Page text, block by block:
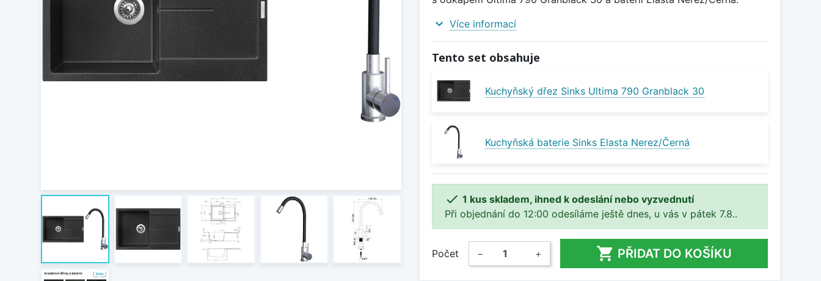
expand_more Více informací
Tento set obsahuje
Kuchyňský dřez Sinks Ultima 790 Granblack 30
Kuchyňská baterie Sinks Elasta Nerez/Černá
 1 kus skladem, ihned k odeslání nebo vyzvednutí
Při objednání do 12:00 odesíláme ještě dnes, u vás v pátek 7.8..
Počet − +  PŘIDAT DO KOŠÍKU